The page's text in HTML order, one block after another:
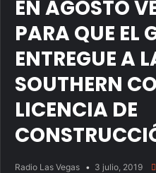
EN AGOSTO
PARA QUE EL
ENTREGUE A
SOUTHERN
LICENCIA DE
Radio Las Vegas 3 julio, 2019